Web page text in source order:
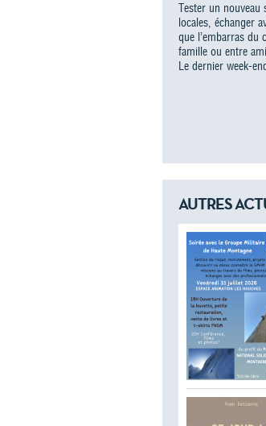
Tester un nouveau
locales, échanger
que l’embarras
famille ou entre
Le dernier week-
AUTRES